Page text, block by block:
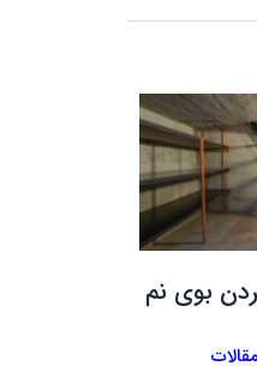
بوی نم
مقالات